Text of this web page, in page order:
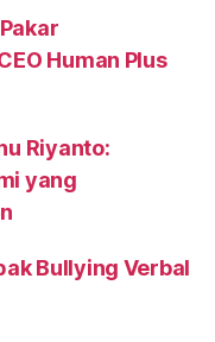
Human Plus
Riyanto:
yang
Bullying Verbal